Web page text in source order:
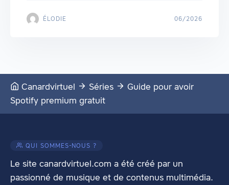
ÉLODIE 06/2026
Canardvirtuel Séries
Guide pour avoir
Spotify premium gratuit
QUI SOMMES-NOUS ?
Le site canardvirtuel.com a été créé par un
passionné de musique et de contenus multimédia.